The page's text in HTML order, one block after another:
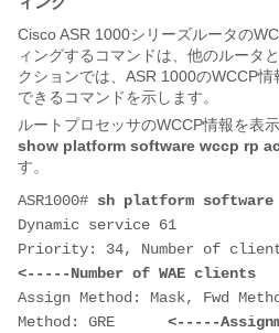
Cisco ASR 1000シリーズルータの
ィングするコマンドは、他のルータ
クションでは、ASR 1000のWCCP
できるコマンドを示します。
ルートプロセッサのWCCP情報を表
show platform software wccp rp
す。
ASR1000# sh platform
Dynamic service 61
<-----Number of WAE clients
Assign Method: Mask, Fwd
Method: GRE <-----